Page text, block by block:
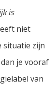
is
niet
situatie zijn
je vooraf
van